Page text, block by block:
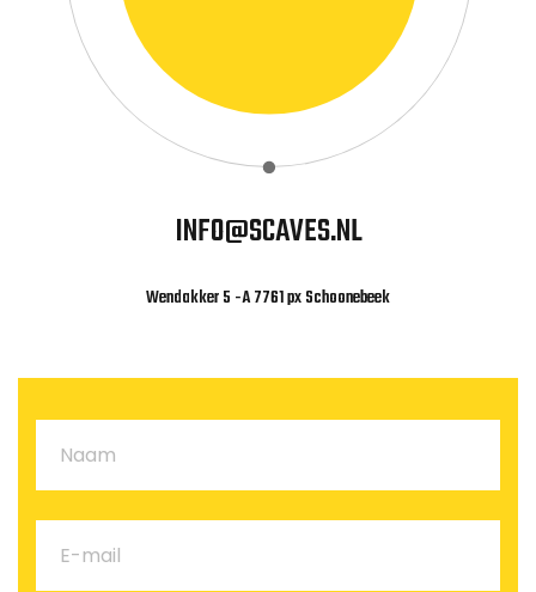
INFO@SCAVES.NL
Wendakker 5 -A 7761 px Schoonebeek